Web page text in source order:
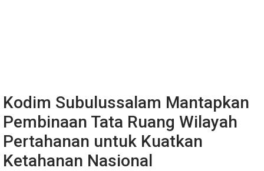
Kodim Subulussalam Mantapkan
Pembinaan Tata Ruang Wilayah
Pertahanan untuk Kuatkan
Ketahanan Nasional